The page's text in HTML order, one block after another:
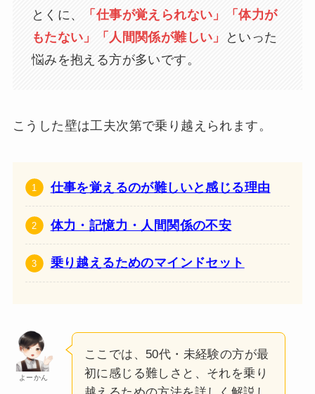
とくに、
「仕事が覚えられない」「体力が
もたない」「人間関係が難しい」
といった
悩みを抱える方が多いです。
こうした壁は工夫次第で乗り越えられます。
仕事を覚えるのが難しいと感じる理由
体力・記憶力・人間関係の不安
乗り越えるためのマインドセット
よーかん
ここでは、50代・未経験の方が最
初に感じる難しさと、それを乗り